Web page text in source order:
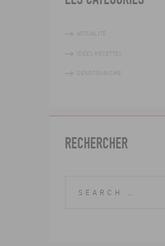
ACTUALITÉ
IDÉES RECETTES
OENOTOURISME
RECHERCHER